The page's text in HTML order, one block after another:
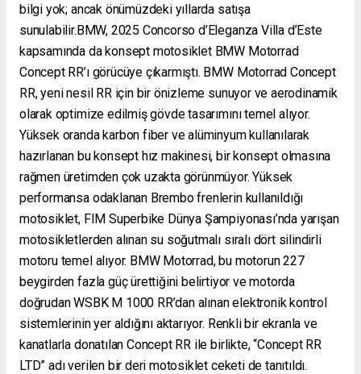
bilgi yok; ancak önümüzdeki yıllarda satışa
sunulabilir.BMW, 2025 Concorso d’Eleganza Villa d’Este
kapsamında da konsept motosiklet BMW Motorrad
Concept RR’ı görücüye çıkarmıştı. BMW Motorrad Concept
RR, yeni nesil RR için bir önizleme sunuyor ve aerodinamik
olarak optimize edilmiş gövde tasarımını temel alıyor.
Yüksek oranda karbon fiber ve alüminyum kullanılarak
hazırlanan bu konsept hız makinesi, bir konsept olmasına
rağmen üretimden çok uzakta görünmüyor. Yüksek
performansa odaklanan Brembo frenlerin kullanıldığı
motosiklet, FIM Superbike Dünya Şampiyonası’nda yarışan
motosikletlerden alınan su soğutmalı sıralı dört silindirli
motoru temel alıyor. BMW Motorrad, bu motorun 227
beygirden fazla güç ürettiğini belirtiyor ve motorda
doğrudan WSBK M 1000 RR’dan alınan elektronik kontrol
sistemlerinin yer aldığını aktarıyor. Renkli bir ekranla ve
kanatlarla donatılan Concept RR ile birlikte, “Concept RR
LTD” adı verilen bir deri motosiklet ceketi de tanıtıldı.